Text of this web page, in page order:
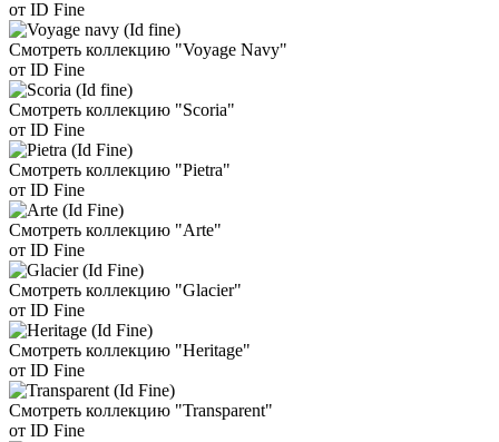
от ID Fine
Смотреть коллекцию "Voyage Navy"
от ID Fine
Смотреть коллекцию "Scoria"
от ID Fine
Смотреть коллекцию "Pietra"
от ID Fine
Смотреть коллекцию "Arte"
от ID Fine
Смотреть коллекцию "Glacier"
от ID Fine
Смотреть коллекцию "Heritage"
от ID Fine
Смотреть коллекцию "Transparent"
от ID Fine